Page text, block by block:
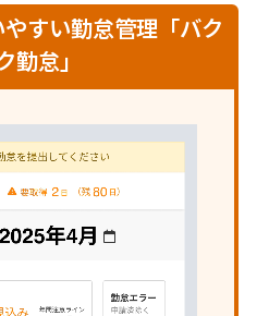
すい勤怠管理「バク
勤怠」